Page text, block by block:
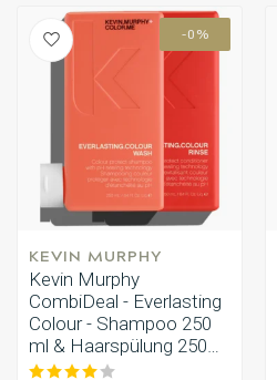
-0%
KEVIN MURPHY
Kevin Murphy
CombiDeal - Everlasting
Colour - Shampoo 250
ml & Haarspülung 250
ml